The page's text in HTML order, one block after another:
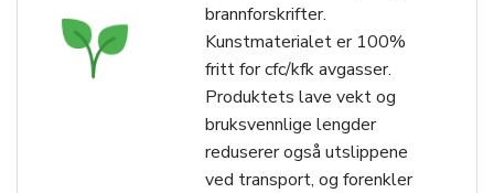
brannforskrifter.
Kunstmaterialet er 100%
fritt for cfc/kfk avgasser.
Produktets lave vekt og
bruksvennlige lengder
reduserer også utslippene
ved transport, og forenkler